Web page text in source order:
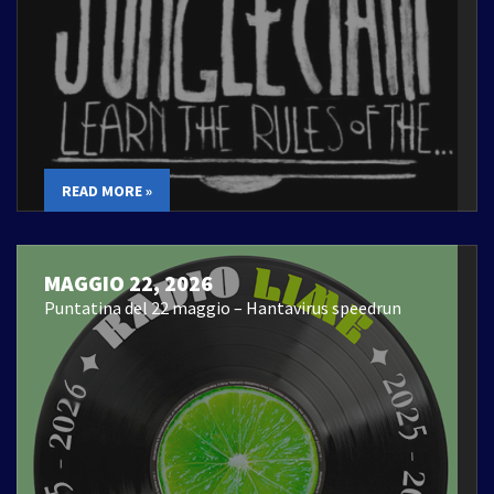
READ MORE »
MAGGIO 22, 2026
Puntatina del 22 maggio – Hantavirus speedrun